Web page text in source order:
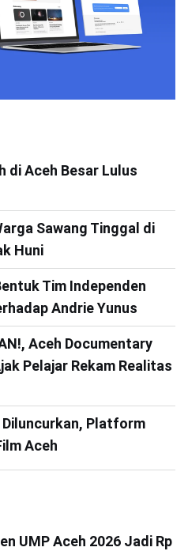
di Aceh Besar Lulus
Sawang Tinggal di
Huni
Tim Independen
Andrie Yunus
Aceh Documentary
Pelajar Rekam Realitas
Diluncurkan, Platform
Aceh
UMP Aceh 2026 Jadi Rp